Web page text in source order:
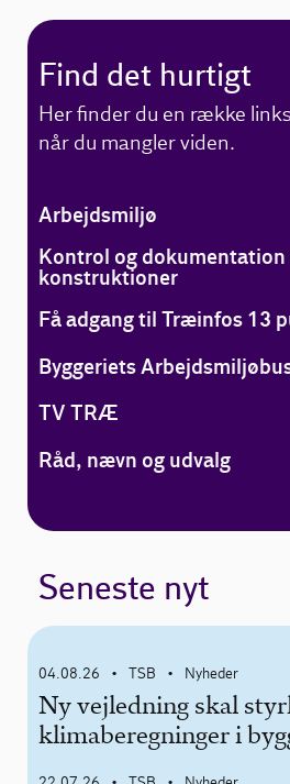
Find det hurtigt
Her finder du en række
når du mangler viden.
Arbejdsmiljø
Kontrol og
konstruktioner
Få adgang til Træinfos 13
Byggeriets
TV TRÆ
Råd, nævn og udvalg
Seneste nyt
04.08.26 • TSB • Nyheder
Ny vejledning skal
klimaberegninger i